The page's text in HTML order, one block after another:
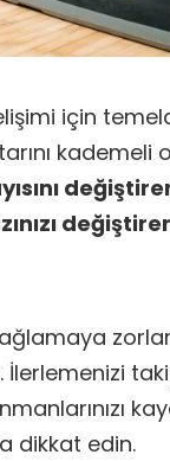
için
kademeli
dikkat edin.